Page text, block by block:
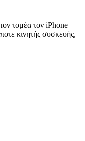
τομέα τον iPhone
κινητής συσκευής,